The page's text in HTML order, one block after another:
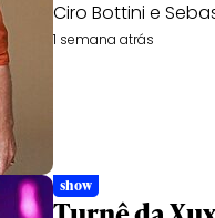
Ciro Bottini e
1 semana atrás
show